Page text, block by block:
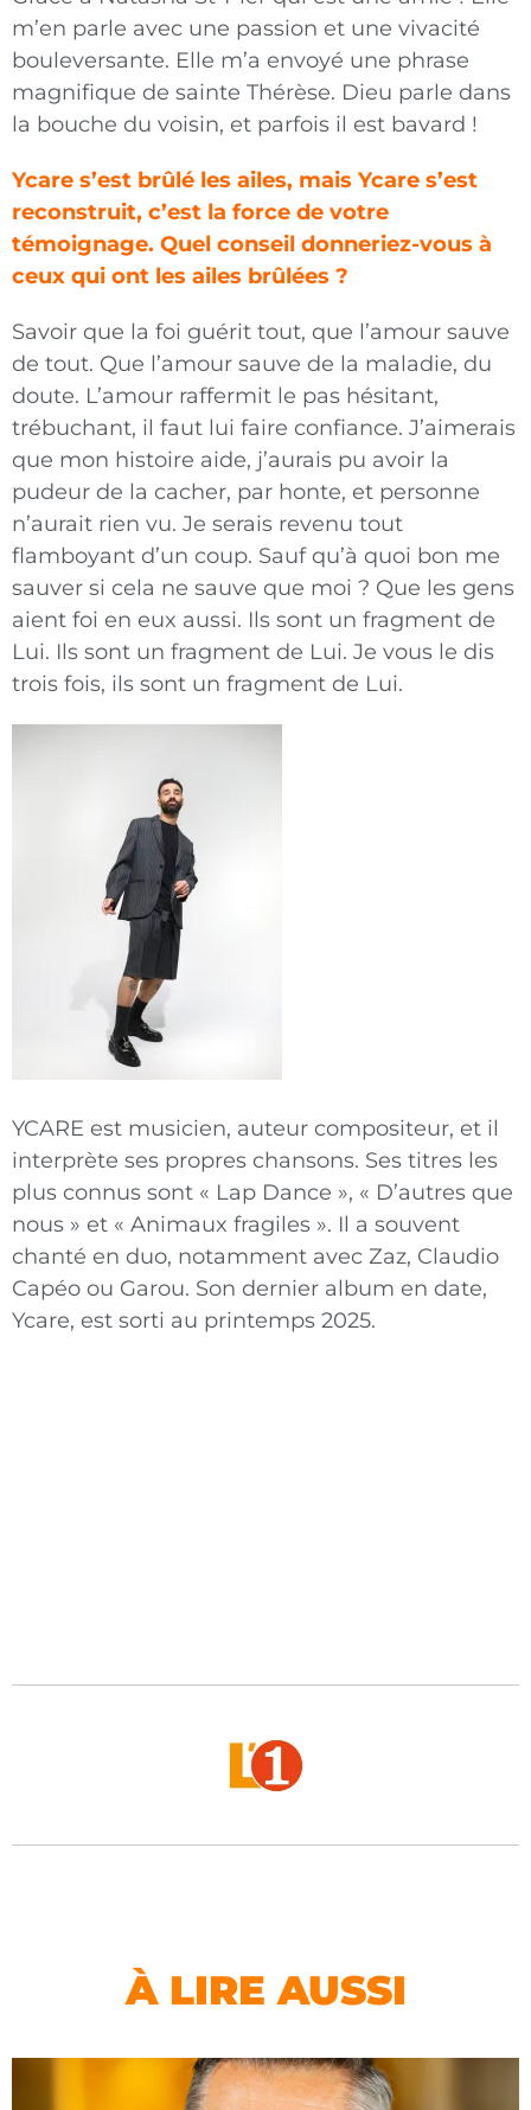
m’en parle avec une passion et une vivacité
bouleversante. Elle m’a envoyé une phrase
magnifique de sainte Thérèse. Dieu parle dans
la bouche du voisin, et parfois il est bavard !
Ycare s’est brûlé les ailes, mais Ycare s’est
reconstruit, c’est la force de votre
témoignage. Quel conseil donneriez-vous à
ceux qui ont les ailes brûlées ?
Savoir que la foi guérit tout, que l’amour sauve
de tout. Que l’amour sauve de la maladie, du
doute. L’amour raffermit le pas hésitant,
trébuchant, il faut lui faire confiance. J’aimerais
que mon histoire aide, j’aurais pu avoir la
pudeur de la cacher, par honte, et personne
n’aurait rien vu. Je serais revenu tout
flamboyant d’un coup. Sauf qu’à quoi bon me
sauver si cela ne sauve que moi ? Que les gens
aient foi en eux aussi. Ils sont un fragment de
Lui. Ils sont un fragment de Lui. Je vous le dis
trois fois, ils sont un fragment de Lui.
YCARE est musicien, auteur compositeur, et il
interprète ses propres chansons. Ses titres les
plus connus sont « Lap Dance », « D’autres que
nous » et « Animaux fragiles ». Il a souvent
chanté en duo, notamment avec Zaz, Claudio
Capéo ou Garou. Son dernier album en date,
Ycare, est sorti au printemps 2025.
À LIRE AUSSI